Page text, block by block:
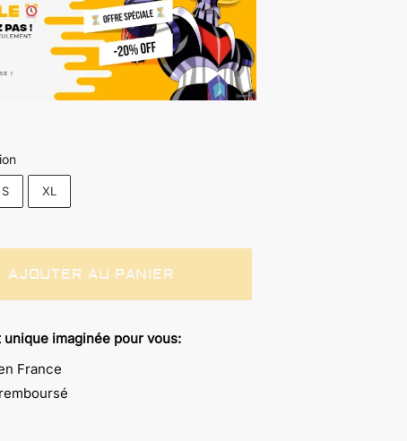
S XL
AJOUTER AU PANIER
unique imaginée pour vous:
France